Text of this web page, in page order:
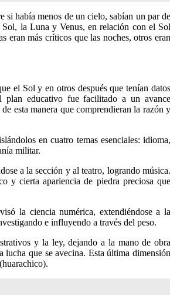
si había menos de un cielo, sabían un par de
Sol, la Luna y Venus, en relación con el Sol
eran más críticos que las noches, otros eran
el Sol y en otros después que tenían datos
plan educativo fue facilitado a un avance
esta manera que comprendieran la razón y
en cuatro temas esenciales: idioma,
militar.
a la sección y al teatro, logrando música.
y cierta apariencia de piedra preciosa que
la ciencia numérica, extendiéndose a la
e influyendo a través del peso.
y la ley, dejando a la mano de obra
lucha que se avecina. Esta última dimensión